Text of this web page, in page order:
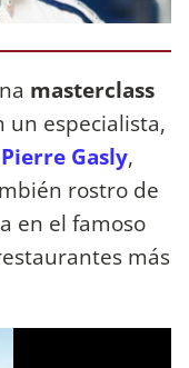
masterclass
un especialista,
Pierre Gasly,
rostro de
en el famoso
más